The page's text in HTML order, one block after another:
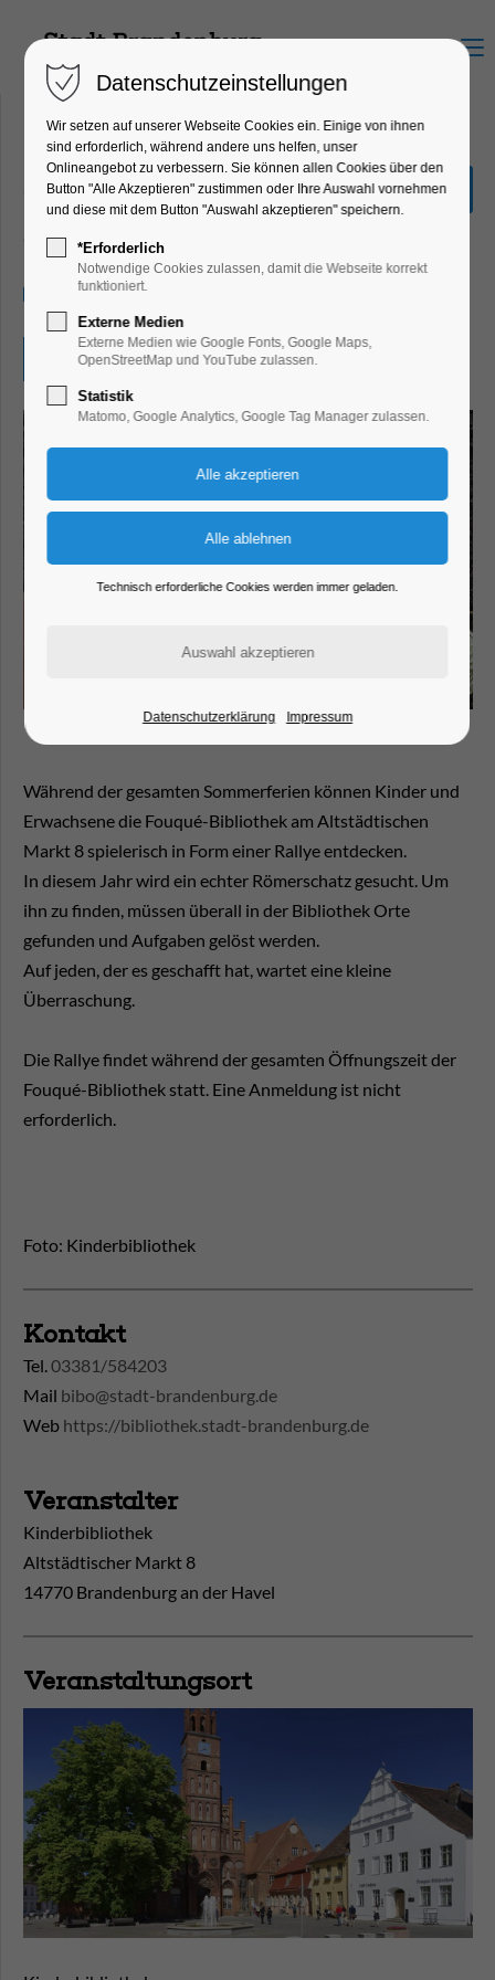
Menu
„Finde den Römerschatz“
Bildung, Vortrag, Ferienkalender, Kinder,
Jugend, Mitmach-Aktion
23.07.2026, 10:00–17:00
Eintritt frei
Während der gesamten Sommerferien können Kinder und
Erwachsene die Fouqué-Bibliothek am Altstädtischen
Markt 8 spielerisch in Form einer Rallye entdecken.
In diesem Jahr wird ein echter Römerschatz gesucht. Um
ihn zu finden, müssen überall in der Bibliothek Orte
gefunden und Aufgaben gelöst werden.
Auf jeden, der es geschafft hat, wartet eine kleine
Überraschung.
Die Rallye findet während der gesamten Öffnungszeit der
Fouqué-Bibliothek statt. Eine Anmeldung ist nicht
erforderlich.
Foto: Kinderbibliothek
Kontakt
Tel.03381/584203
Mail bibo@stadt-brandenburg.de
Web https://bibliothek.stadt-brandenburg.de
Veranstalter
Kinderbibliothek
Altstädtischer Markt 8
14770 Brandenburg an der Havel
Veranstaltungsort
Datenschutzeinstellungen
Wir setzen auf unserer Webseite Cookies ein. Einige von ihnen
sind erforderlich, während andere uns helfen, unser
Onlineangebot zu verbessern. Sie können allen Cookies über den
Button "Alle Akzeptieren" zustimmen oder Ihre Auswahl vornehmen
und diese mit dem Button "Auswahl akzeptieren" speichern.
*Erforderlich
Notwendige Cookies zulassen, damit die Webseite korrekt
funktioniert.
Externe Medien
Externe Medien wie Google Fonts, Google Maps,
OpenStreetMap und YouTube zulassen.
Statistik
Matomo, Google Analytics, Google Tag Manager zulassen.
Technisch erforderliche Cookies werden immer geladen.
Datenschutzerklärung Impressum